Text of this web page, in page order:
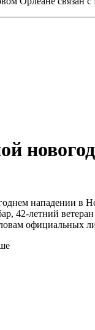
нападении в
летний
официальных